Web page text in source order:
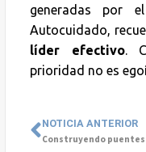
generadas por
Autocuidado,
líder efectivo.
prioridad no es
NOTICIA ANTERIOR